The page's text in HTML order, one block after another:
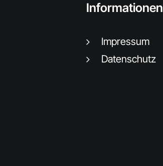
Informationen
Impressum
Datenschutz